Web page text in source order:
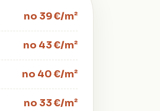
no 39 €/m²
no 43 €/m²
no 40 €/m²
no 33 €/m²